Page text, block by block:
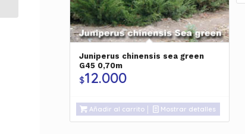
Juniperus chinensis sea green
G45 0,70m
$12.000
Añadir al carrito Mostrar detalles